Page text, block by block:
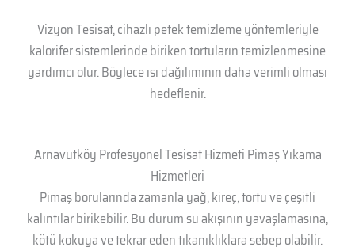
Vizyon Tesisat, cihazlı petek temizleme yöntemleriyle
kalorifer sistemlerinde biriken tortuların temizlenmesine
yardımcı olur. Böylece ısı dağılımının daha verimli olması
hedeflenir.
Arnavutköy Profesyonel Tesisat Hizmeti Pimaş Yıkama
Hizmetleri
Pimaş borularında zamanla yağ, kireç, tortu ve çeşitli
kalıntılar birikebilir. Bu durum su akışının yavaşlamasına,
kötü kokuya ve tekrar eden tıkanıklıklara sebep olabilir.